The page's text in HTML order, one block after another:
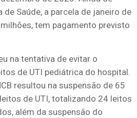
Saúde, a parcela de janeiro de
tem pagamento previsto
na tentativa de evitar o
de UTI pediátrica do hospital.
resultou na suspensão de 65
de UTI, totalizando 24 leitos
além da suspensão do